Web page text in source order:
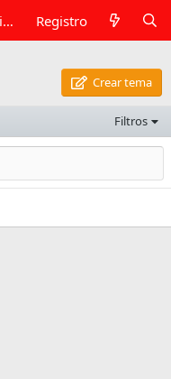
Iniciar sesión Registro
Crear tema
Filtros